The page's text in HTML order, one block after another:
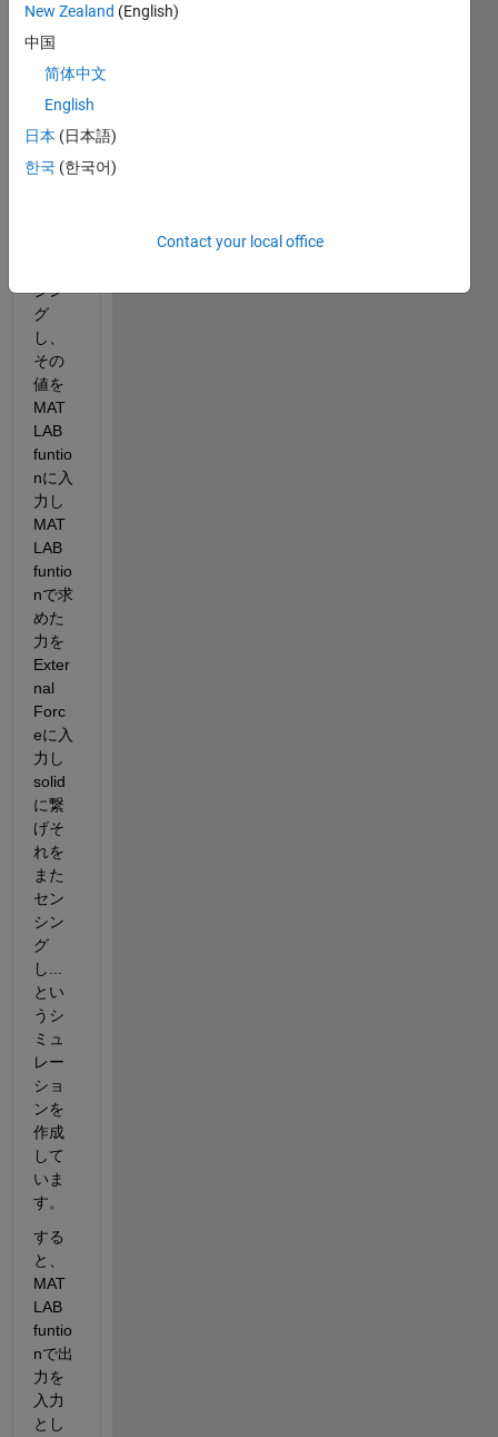
simuli
nkに
ある
solid
の座
標系
を
シン
グ
し、
その
値を
MAT
LAB
funtio
nに入
力し
MAT
LAB
funtio
nで求
めた
力を
Exter
nal
Forc
eに入
力し
solid
に繋
げそ
れを
また
セン
シン
グ
し...
とい
うシ
ミュ
レー
ショ
ンを
作成
して
いま
す。
する
と、
MAT
LAB
funtio
nで出
力を
入力
とし
New Zealand (English)
中国
简体中文
English
日本 (日本語)
한국 (한국어)
Contact your local office